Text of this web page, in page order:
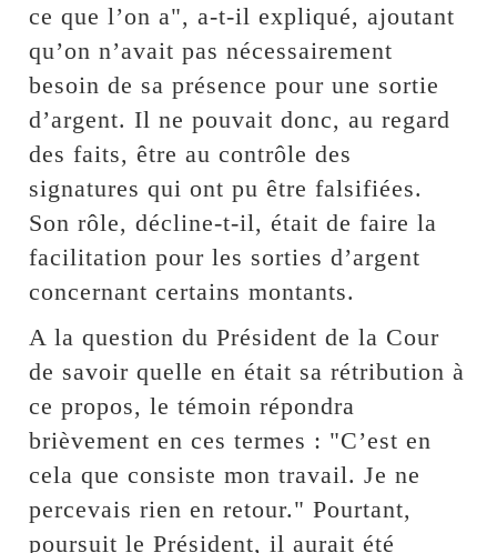
ce que l’on a", a-t-il expliqué, ajoutant
qu’on n’avait pas nécessairement
besoin de sa présence pour une sortie
d’argent. Il ne pouvait donc, au regard
des faits, être au contrôle des
signatures qui ont pu être falsifiées.
Son rôle, décline-t-il, était de faire la
facilitation pour les sorties d’argent
concernant certains montants.
A la question du Président de la Cour
de savoir quelle en était sa rétribution à
ce propos, le témoin répondra
brièvement en ces termes : "C’est en
cela que consiste mon travail. Je ne
percevais rien en retour." Pourtant,
poursuit le Président, il aurait été